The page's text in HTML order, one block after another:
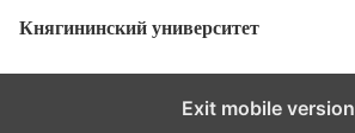
Княгининский университет
Exit mobile version